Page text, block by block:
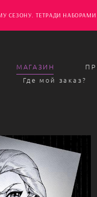
СЕЗОНУ. ТЕТРАДИ
МАГАЗИН
Где мой заказ?